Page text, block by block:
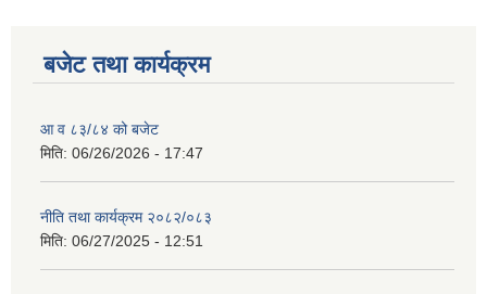
बजेट तथा कार्यक्रम
आ व ८३/८४ को बजेट
मिति: 06/26/2026 - 17:47
नीति तथा कार्यक्रम २०८२/०८३
मिति: 06/27/2025 - 12:51